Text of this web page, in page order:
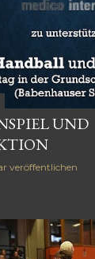
UND
veröffentlichen